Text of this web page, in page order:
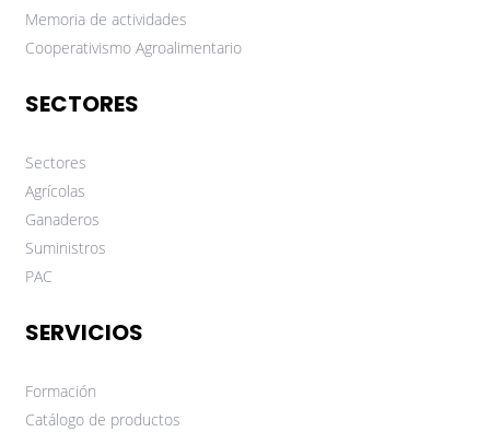
Memoria de actividades
Cooperativismo Agroalimentario
SECTORES
Sectores
Agrícolas
Ganaderos
Suministros
PAC
SERVICIOS
Formación
Catálogo de productos